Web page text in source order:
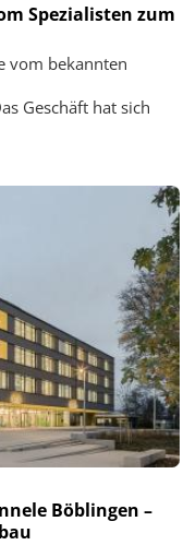
Spezialisten zum
vom bekannten
Geschäft hat sich
Böblingen –